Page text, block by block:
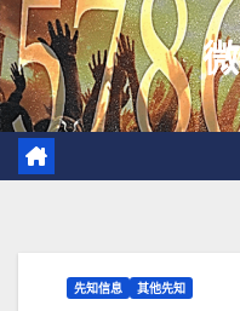
跳
至
内
容
先知信息 其他先知